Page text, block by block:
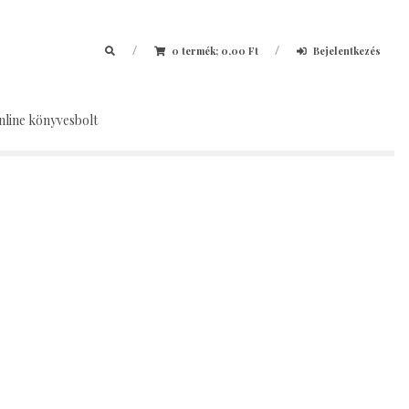
/ 0 termék; 0,00 Ft / Bejelentkezés
könyvesbolt